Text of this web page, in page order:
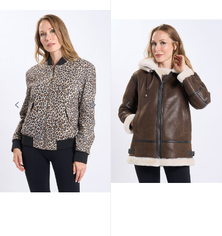
CUIRS GUIGNARD
noir/naturel Cuirs Guignard
1 189,00 €
CUIRS GUIGNARD
Guignard
1 079,00 €